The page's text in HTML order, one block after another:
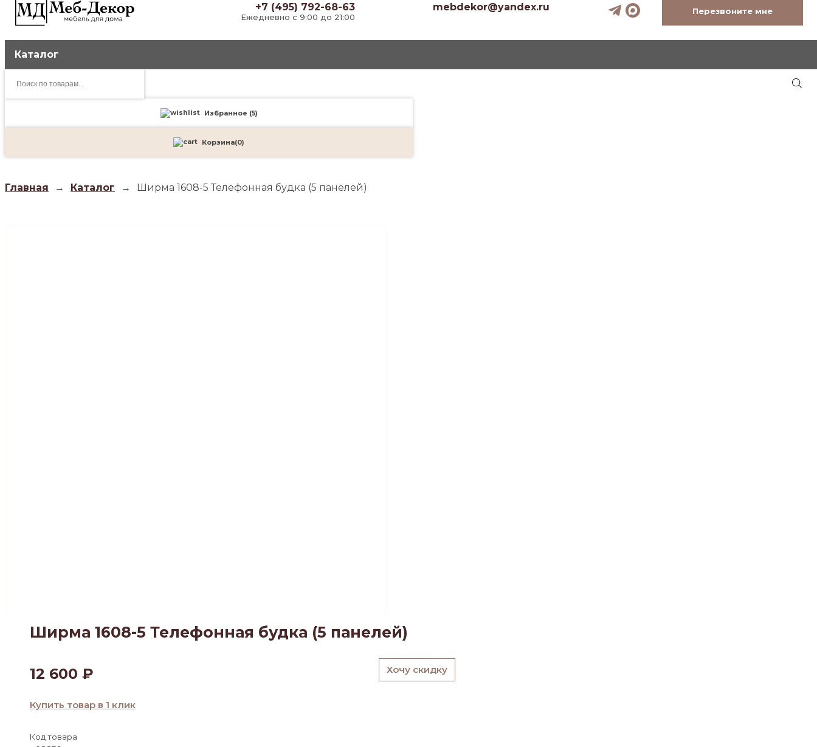
+7 (495) 792-68-63
Ежедневно с 9:00 до 21:00
mebdekor@yandex.ru Перезвоните мне
Каталог
товаров
Избранное (5)
Корзина(0)
Главная → Каталог → Ширма 1608-5 Телефонная будка (5 панелей)
Ширма 1608-5 Телефонная будка (5 панелей)
12 600 ₽ Хочу скидку
Купить товар в 1 клик
Код товара